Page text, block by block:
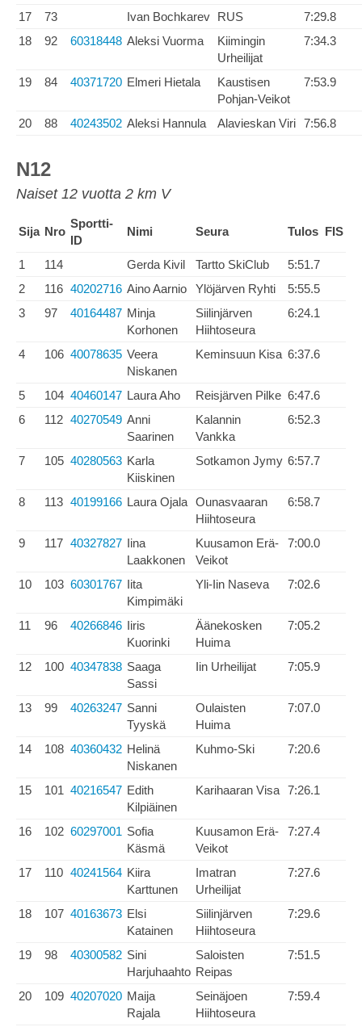
17 73 Ivan Bochkarev RUS
7:29.8
18
92 60318448 Aleksi Vuorma
Kiimingin
Urheilijat
7:34.3
19 84 40371720 Elmeri Hietala
Kaustisen
Pohjan-Veikot
7:53.9
20 88 40243502 Aleksi Hannula Alavieskan Viri 7:56.8
N12
Naiset 12 vuotta 2 km V
Sija Nro
Sportti-
ID
Nimi Seura Tulos FIS
1 114 Gerda Kivil Tartto SkiClub
5:51.7
2
116 40202716 Aino Aarnio Ylöjärven Ryhti
5:55.5
3
97 40164487 Minja
Korhonen
Siilinjärven
Hiihtoseura
6:24.1
4 106 40078635 Veera
Niskanen
Keminsuun Kisa 6:37.6
5 104 40460147 Laura Aho Reisjärven Pilke 6:47.6
6
112 40270549 Anni
Saarinen
Kalannin
Vankka
6:52.3
7 105 40280563 Karla
Kiiskinen
Sotkamon Jymy 6:57.7
8 113 40199166 Laura Ojala Ounasvaaran
Hiihtoseura
6:58.7
9 117 40327827 Iina
Laakkonen
Kuusamon Erä-
Veikot
7:00.0
10 103 60301767 Iita
Kimpimäki
Yli-Iin Naseva 7:02.6
11 96 40266846 Iiris
Kuorinki
Äänekosken
Huima
7:05.2
12 100 40347838 Saaga
Sassi
Iin Urheilijat 7:05.9
13 99 40263247 Sanni
Tyyskä
Oulaisten
Huima
7:07.0
14 108 40360432 Helinä
Niskanen
Kuhmo-Ski 7:20.6
15 101 40216547 Edith
Kilpiäinen
Karihaaran Visa 7:26.1
16 102 60297001 Sofia
Käsmä
Kuusamon Erä-
Veikot
7:27.4
17 110 40241564 Kiira
Karttunen
Imatran
Urheilijat
7:27.6
18 107 40163673 Elsi
Katainen
Siilinjärven
Hiihtoseura
7:29.6
19 98 40300582 Sini
Harjuhaahto
Saloisten
Reipas
7:51.5
20 109 40207020 Maija
Rajala
Seinäjoen
Hiihtoseura
7:59.4